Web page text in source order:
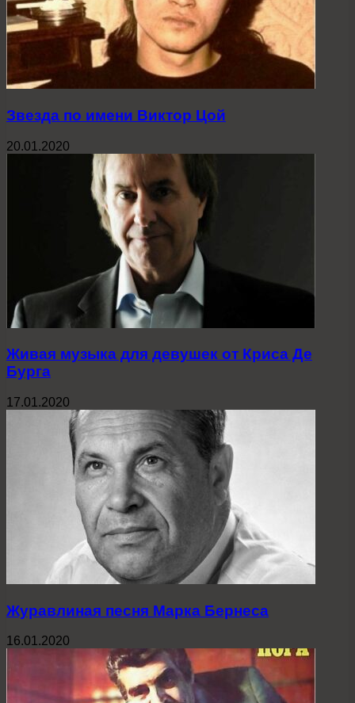
Звезда по имени Виктор Цой
20.01.2020
Живая музыка для девушек от Криса Де
Бурга
17.01.2020
Журавлиная песня Марка Бернеса
16.01.2020